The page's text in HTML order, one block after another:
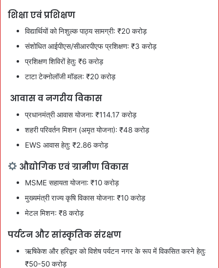
शिक्षा एवं प्रशिक्षण
विद्यार्थियों को निशुल्क पाठ्य सामग्री: ₹20 करोड़
संशोधित आईपीएस/सीआरपीएफ प्रशिक्षण: ₹3 करोड़
प्रशिक्षण शिविरों हेतु: ₹6 करोड़
टाटा टेक्नोलॉजी मॉडल: ₹20 करोड़
️ आवास व नगरीय विकास
प्रधानमंत्री आवास योजना: ₹114.17 करोड़
शहरी परिवर्तन मिशन (अमृत योजना): ₹48 करोड़
EWS आवास हेतु: ₹2.86 करोड़
औद्योगिक एवं ग्रामीण विकास
MSME सहायता योजना: ₹10 करोड़
मुख्यमंत्री राज्य कृषि विकास योजना: ₹10 करोड़
मेटल मिशन: ₹8 करोड़
पर्यटन और सांस्कृतिक संरक्षण
ऋषिकेश और हरिद्वार को विशेष पर्यटन नगर के रूप में विकसित करने हेतु:
₹50-50 करोड़